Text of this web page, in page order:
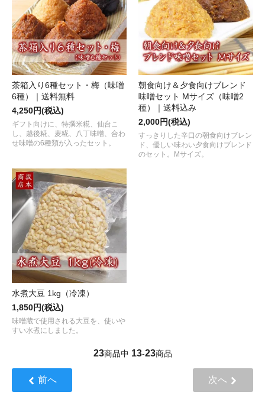
茶箱入り6種セット・梅（味噌
6種）｜送料無料
4,250円(税込)
ギフト向けに、特撰米糀、仙台こ
し、越後糀、麦糀、八丁味噌、合わ
せ味噌の6種類が入ったセット。
朝食向け＆夕食向けブレンド
味噌セット Mサイズ（味噌2
種）｜送料込み
2,000円(税込)
すっきりした辛口の朝食向けブレン
ド、優しい味わい夕食向けブレンド
のセット。Mサイズ。
水煮大豆 1kg（冷凍）
1,850円(税込)
味噌蔵で使用される大豆を、使いや
すい水煮にしました。
23商品中 13-23商品
前へ 次へ